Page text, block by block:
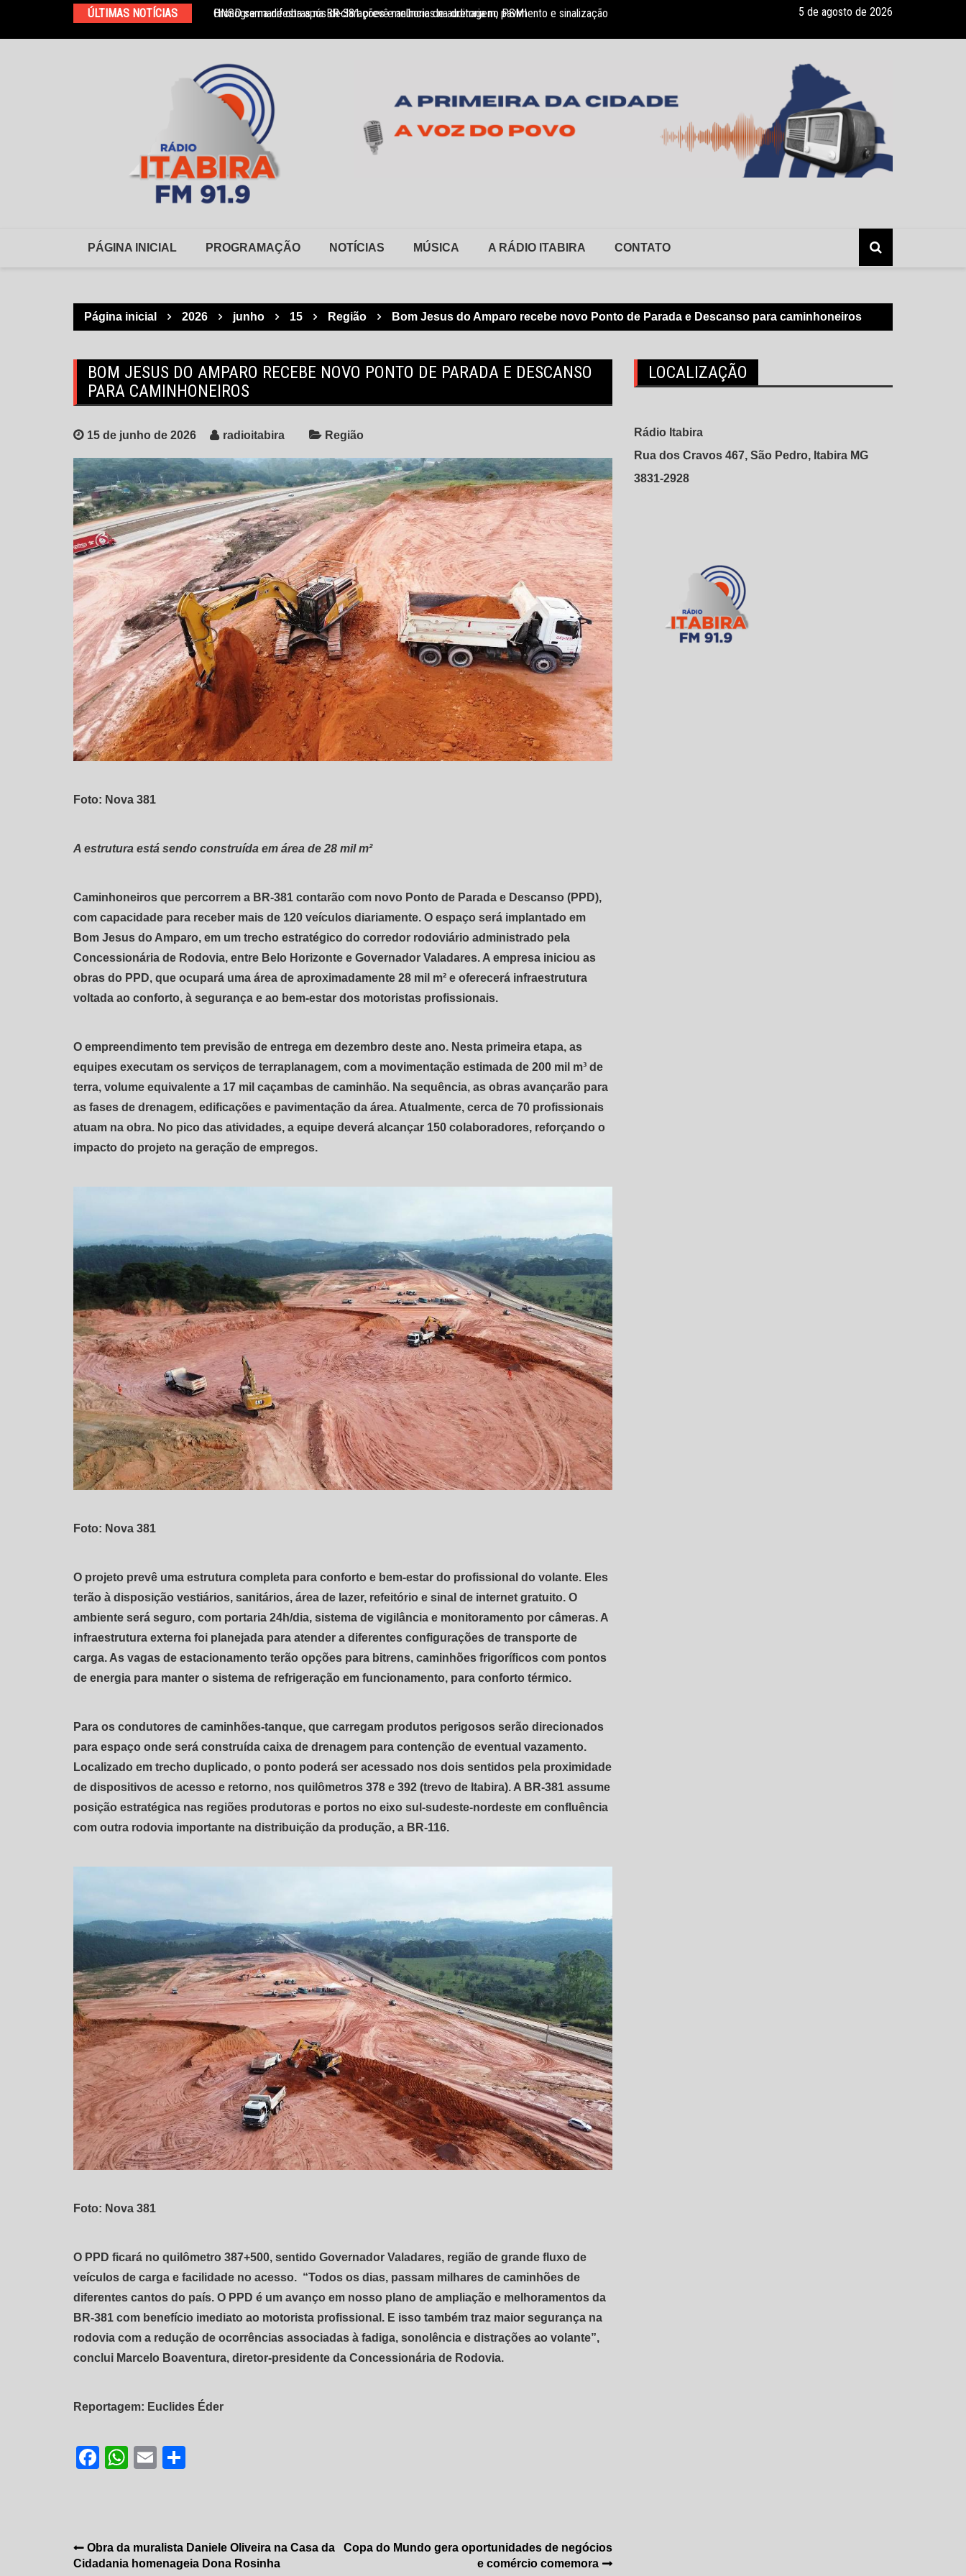
o
ÚLTIMAS NOTÍCIAS Cronograma de obras na BR-381 prevê melhorias na drenagem, pavimento e sinalização
HNSD se manifesta após declarações e anúncio de auditoria no PSMI FSFX alerta: hepatite sem sintomas, e os risco da infecção sem o
5 de agosto de 2026
PÁGINA INICIAL PROGRAMAÇÃO NOTÍCIAS MÚSICA A RÁDIO ITABIRA CONTATO
Página inicial 2026 junho 15 Região Bom Jesus do Amparo recebe novo Ponto de Parada e Descanso para caminhoneiros
BOM JESUS DO AMPARO RECEBE NOVO PONTO DE PARADA E DESCANSO
PARA CAMINHONEIROS
15 de junho de 2026 radioitabira Região
Foto: Nova 381
A estrutura está sendo construída em área de 28 mil m²
Caminhoneiros que percorrem a BR-381 contarão com novo Ponto de Parada e Descanso (PPD),
com capacidade para receber mais de 120 veículos diariamente. O espaço será implantado em
Bom Jesus do Amparo, em um trecho estratégico do corredor rodoviário administrado pela
Concessionária de Rodovia, entre Belo Horizonte e Governador Valadares. A empresa iniciou as
obras do PPD, que ocupará uma área de aproximadamente 28 mil m² e oferecerá infraestrutura
voltada ao conforto, à segurança e ao bem-estar dos motoristas profissionais.
O empreendimento tem previsão de entrega em dezembro deste ano. Nesta primeira etapa, as
equipes executam os serviços de terraplanagem, com a movimentação estimada de 200 mil m³ de
terra, volume equivalente a 17 mil caçambas de caminhão. Na sequência, as obras avançarão para
as fases de drenagem, edificações e pavimentação da área. Atualmente, cerca de 70 profissionais
atuam na obra. No pico das atividades, a equipe deverá alcançar 150 colaboradores, reforçando o
impacto do projeto na geração de empregos.
Foto: Nova 381
O projeto prevê uma estrutura completa para conforto e bem-estar do profissional do volante. Eles
terão à disposição vestiários, sanitários, área de lazer, refeitório e sinal de internet gratuito. O
ambiente será seguro, com portaria 24h/dia, sistema de vigilância e monitoramento por câmeras. A
infraestrutura externa foi planejada para atender a diferentes configurações de transporte de
carga. As vagas de estacionamento terão opções para bitrens, caminhões frigoríficos com pontos
de energia para manter o sistema de refrigeração em funcionamento, para conforto térmico.
Para os condutores de caminhões-tanque, que carregam produtos perigosos serão direcionados
para espaço onde será construída caixa de drenagem para contenção de eventual vazamento.
Localizado em trecho duplicado, o ponto poderá ser acessado nos dois sentidos pela proximidade
de dispositivos de acesso e retorno, nos quilômetros 378 e 392 (trevo de Itabira). A BR-381 assume
posição estratégica nas regiões produtoras e portos no eixo sul-sudeste-nordeste em confluência
com outra rodovia importante na distribuição da produção, a BR-116.
Foto: Nova 381
O PPD ficará no quilômetro 387+500, sentido Governador Valadares, região de grande fluxo de
veículos de carga e facilidade no acesso. “Todos os dias, passam milhares de caminhões de
diferentes cantos do país. O PPD é um avanço em nosso plano de ampliação e melhoramentos da
BR-381 com benefício imediato ao motorista profissional. E isso também traz maior segurança na
rodovia com a redução de ocorrências associadas à fadiga, sonolência e distrações ao volante”,
conclui Marcelo Boaventura, diretor-presidente da Concessionária de Rodovia.
Reportagem: Euclides Éder
Facebook
WhatsApp
Email
Navegação
Obra da muralista Daniele Oliveira na Casa da
Cidadania homenageia Dona Rosinha
Copa do Mundo gera oportunidades de negócios
e comércio comemora
LOCALIZAÇÃO
Rádio Itabira
Rua dos Cravos 467, São Pedro, Itabira MG
3831-2928